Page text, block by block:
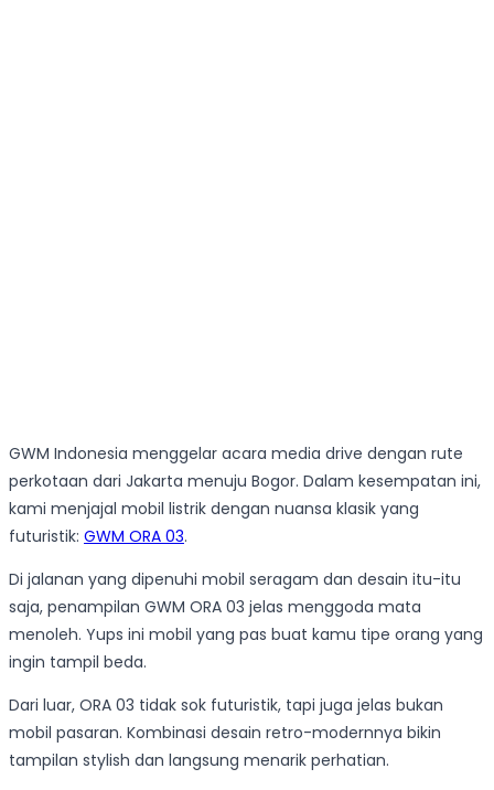
GWM Indonesia menggelar acara media drive dengan rute
perkotaan dari Jakarta menuju Bogor. Dalam kesempatan ini,
kami menjajal mobil listrik dengan nuansa klasik yang
futuristik: GWM ORA 03.
Di jalanan yang dipenuhi mobil seragam dan desain itu-itu
saja, penampilan GWM ORA 03 jelas menggoda mata
menoleh. Yups ini mobil yang pas buat kamu tipe orang yang
ingin tampil beda.
Dari luar, ORA 03 tidak sok futuristik, tapi juga jelas bukan
mobil pasaran. Kombinasi desain retro-modernnya bikin
tampilan stylish dan langsung menarik perhatian.